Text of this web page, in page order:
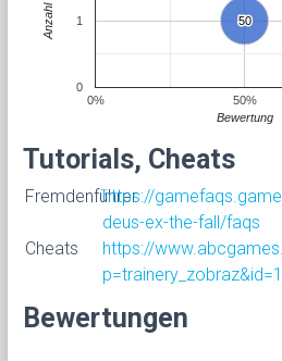
50
50
0% 50%
0
1
Bewertung
Anzahl
Tutorials, Cheats
Fremdenführer
https://
deus-ex-the-fall/faqs
Cheats
https://
Bewertungen